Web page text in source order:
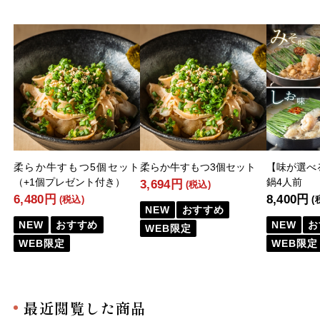
柔らか牛すもつ5個セット
（+1個プレゼント付き）
6,480円 (税込)
NEW
おすすめ
WEB限定
柔らか牛すもつ3個セット
3,694円 (税込)
NEW
おすすめ
WEB限定
【味が選
鍋4人前
8,400円 (
NEW
WEB限定
最近閲覧した商品